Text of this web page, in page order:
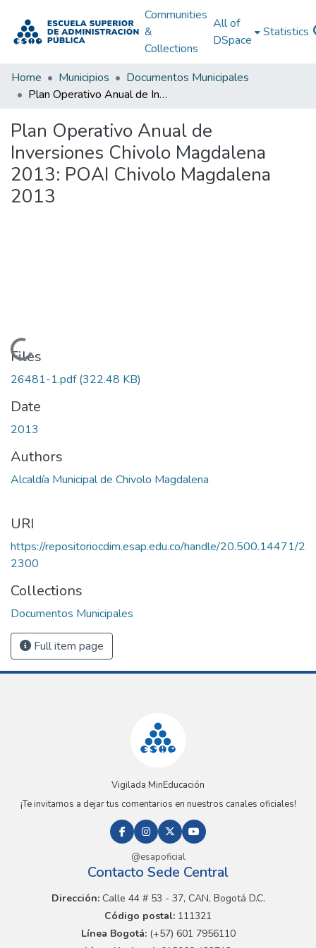
Communities
&
Collections
All of
DSpace
Statistics
Home Municipios
Documentos Municipales
Plan Operativo Anual de Inversiones Chivolo Magdalena 2013: POAI Chivolo Magdalena 2013
Plan Operativo Anual de
Inversiones Chivolo Magdalena
2013: POAI Chivolo Magdalena
2013
Loading...
Files
26481-1.pdf(322.48 KB)
Date
2013
Authors
Alcaldía Municipal de Chivolo Magdalena
URI
https://repositoriocdim.esap.edu.co/handle/20.500.14471/2
2300
Collections
Documentos Municipales
Full item page
Vigilada MinEducación
¡Te invitamos a dejar tus comentarios en nuestros canales oficiales!
@esapoficial
Contacto Sede Central
Dirección:Calle 44 # 53 - 37, CAN, Bogotá D.C.
Código postal: 111321
Línea Bogotá:(+57) 601 7956110